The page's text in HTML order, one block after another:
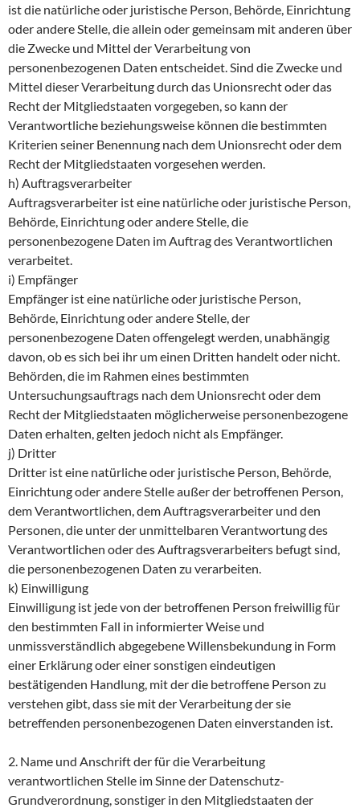
ist die natürliche oder juristische Person, Behörde, Einrichtung
oder andere Stelle, die allein oder gemeinsam mit anderen über
die Zwecke und Mittel der Verarbeitung von
personenbezogenen Daten entscheidet. Sind die Zwecke und
Mittel dieser Verarbeitung durch das Unionsrecht oder das
Recht der Mitgliedstaaten vorgegeben, so kann der
Verantwortliche beziehungsweise können die bestimmten
Kriterien seiner Benennung nach dem Unionsrecht oder dem
Recht der Mitgliedstaaten vorgesehen werden.
h) Auftragsverarbeiter
Auftragsverarbeiter ist eine natürliche oder juristische Person,
Behörde, Einrichtung oder andere Stelle, die
personenbezogene Daten im Auftrag des Verantwortlichen
verarbeitet.
i) Empfänger
Empfänger ist eine natürliche oder juristische Person,
Behörde, Einrichtung oder andere Stelle, der
personenbezogene Daten offengelegt werden, unabhängig
davon, ob es sich bei ihr um einen Dritten handelt oder nicht.
Behörden, die im Rahmen eines bestimmten
Untersuchungsauftrags nach dem Unionsrecht oder dem
Recht der Mitgliedstaaten möglicherweise personenbezogene
Daten erhalten, gelten jedoch nicht als Empfänger.
j) Dritter
Dritter ist eine natürliche oder juristische Person, Behörde,
Einrichtung oder andere Stelle außer der betroffenen Person,
dem Verantwortlichen, dem Auftragsverarbeiter und den
Personen, die unter der unmittelbaren Verantwortung des
Verantwortlichen oder des Auftragsverarbeiters befugt sind,
die personenbezogenen Daten zu verarbeiten.
k) Einwilligung
Einwilligung ist jede von der betroffenen Person freiwillig für
den bestimmten Fall in informierter Weise und
unmissverständlich abgegebene Willensbekundung in Form
einer Erklärung oder einer sonstigen eindeutigen
bestätigenden Handlung, mit der die betroffene Person zu
verstehen gibt, dass sie mit der Verarbeitung der sie
betreffenden personenbezogenen Daten einverstanden ist.
2. Name und Anschrift der für die Verarbeitung
verantwortlichen Stelle im Sinne der Datenschutz-
Grundverordnung, sonstiger in den Mitgliedstaaten der